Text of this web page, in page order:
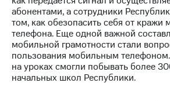
Интервью
Финансовая
отчетность
Контакты
Новости
абонентами, а сотрудники
том, как обезопасить себя от кражи
телефона. Еще одной важной
мобильной грамотности стали
пользования мобильным
на уроках смогли побывать более
начальных школ Республики.